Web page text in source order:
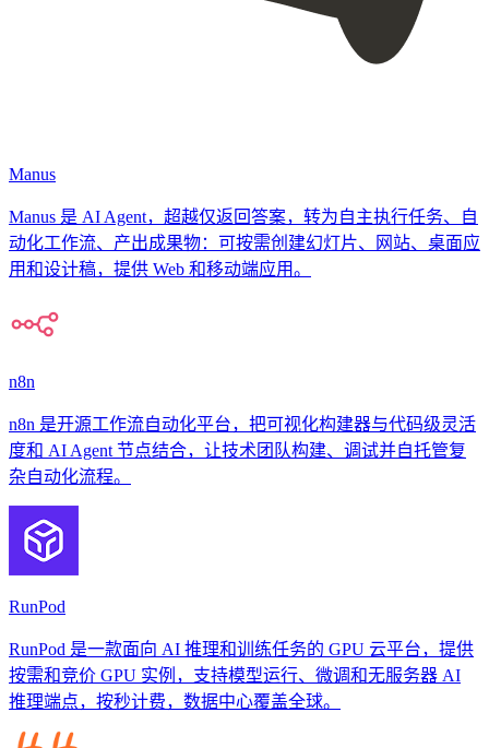
Manus
Manus 是 AI Agent，超越仅返回答案，转为自主执行任务、自
动化工作流、产出成果物：可按需创建幻灯片、网站、桌面应
用和设计稿，提供 Web 和移动端应用。
n8n
n8n 是开源工作流自动化平台，把可视化构建器与代码级灵活
度和 AI Agent 节点结合，让技术团队构建、调试并自托管复
杂自动化流程。
RunPod
RunPod 是一款面向 AI 推理和训练任务的 GPU 云平台，提供
按需和竞价 GPU 实例，支持模型运行、微调和无服务器 AI
推理端点，按秒计费，数据中心覆盖全球。